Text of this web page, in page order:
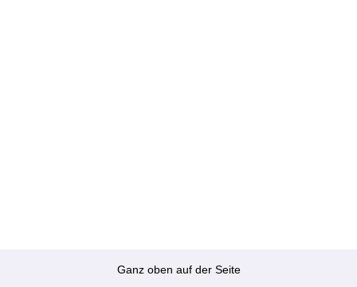
Ganz oben auf der Seite